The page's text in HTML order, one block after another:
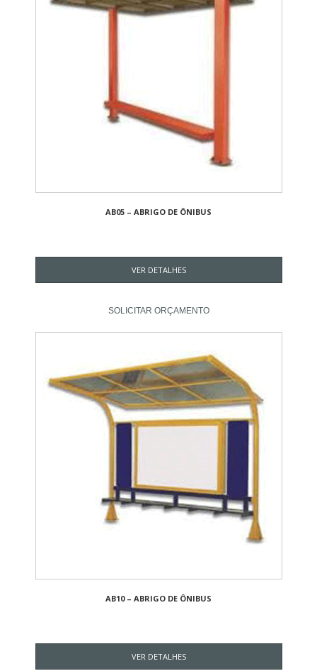
AB05 – ABRIGO DE ÔNIBUS
VER DETALHES
SOLICITAR ORÇAMENTO
AB10 – ABRIGO DE ÔNIBUS
VER DETALHES